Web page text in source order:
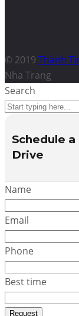
© 2019 Thành
Nha Trang
Search
Schedule a
Drive
Name
Email
Phone
Best time
Request